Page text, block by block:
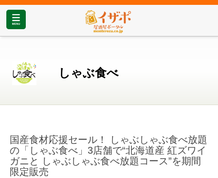
しゃぶ食べ
国産食材応援セール！ しゃぶしゃぶ食べ放題
の「しゃぶ食べ」3店舗で“北海道産 紅ズワイ
ガニと しゃぶしゃぶ食べ放題コース”を期間
限定販売